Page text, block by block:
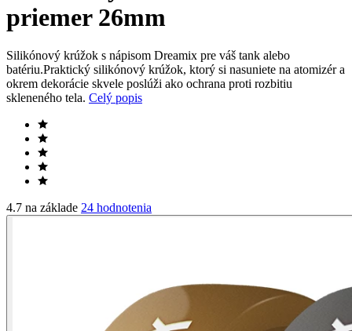
priemer 26mm
Silikónový krúžok s nápisom Dreamix pre váš tank alebo
batériu.Praktický silikónový krúžok, ktorý si nasuniete na atomizér a
okrem dekorácie skvele poslúži ako ochrana proti rozbitiu
skleneného tela. Celý popis
4.7 na základe 24 hodnotenia